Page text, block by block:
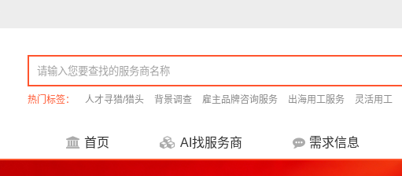
热门标签： 人才寻猎/猎头 背景调查 雇主品牌咨询服务 出海用工服务 灵活用工
首页 AI找服务商 需求信息